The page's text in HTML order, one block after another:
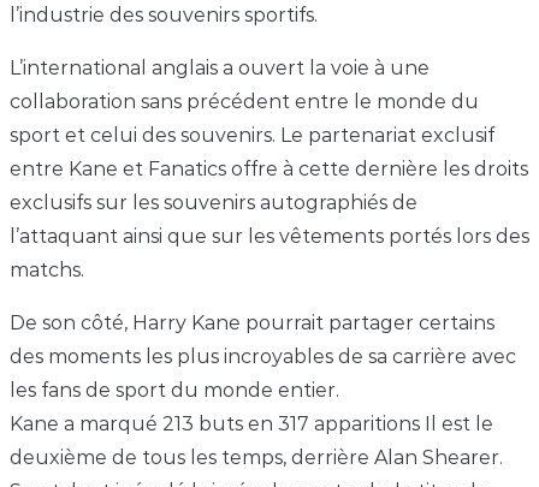
l’industrie des souvenirs sportifs.
L’international anglais a ouvert la voie à une
collaboration sans précédent entre le monde du
sport et celui des souvenirs. Le partenariat exclusif
entre Kane et Fanatics offre à cette dernière les droits
exclusifs sur les souvenirs autographiés de
l’attaquant ainsi que sur les vêtements portés lors des
matchs.
De son côté, Harry Kane pourrait partager certains
des moments les plus incroyables de sa carrière avec
les fans de sport du monde entier.
Kane a marqué 213 buts en 317 apparitions Il est le
deuxième de tous les temps, derrière Alan Shearer.